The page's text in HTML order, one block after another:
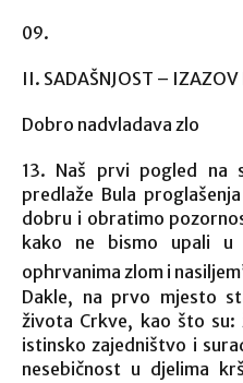
II. SADAŠNJOST – IZAZOV
Dobro nadvladava zlo
13. Naš prvi pogled na
predlaže Bula
dobru i obratimo
kako ne bismo upali u
ophrvanima zlom i
Dakle, na prvo mjesto
života Crkve, kao što su:
istinsko zajedništvo i
nesebičnost u djelima